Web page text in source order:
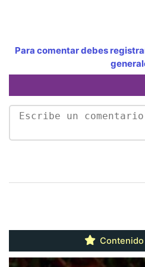
Para comentar debes